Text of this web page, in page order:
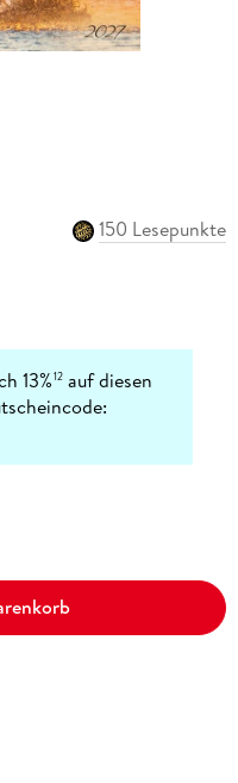
150 Lesepunkte
13%12 auf diesen